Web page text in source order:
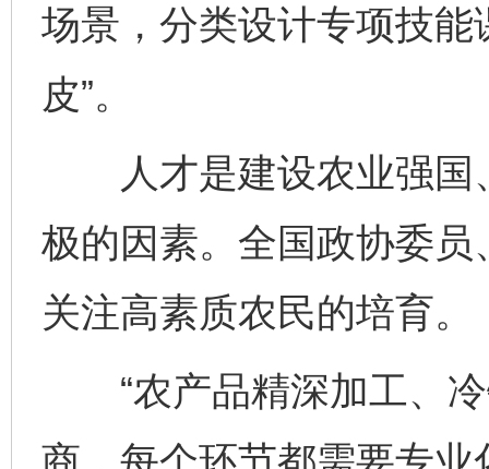
场景，分类设计专项技能
皮”。
人才是建设农业强国
极的因素。全国政协委
关注高素质农民的培育。
“农产品精深加工、冷